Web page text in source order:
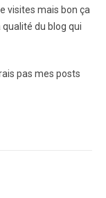
visites mais bon ça
du blog qui
pas mes posts